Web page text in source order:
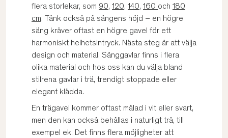
flera storlekar, som 90, 120, 140, 160 och 180
cm. Tänk också på sängens höjd – en högre
säng kräver oftast en högre gavel för ett
harmoniskt helhetsintryck. Nästa steg är att välja
design och material. Sänggavlar finns i flera
olika material och hos oss kan du välja bland
stilrena gavlar i trä, trendigt stoppade eller
elegant klädda.
En trägavel kommer oftast målad i vit eller svart,
men den kan också behållas i naturligt trä, till
exempel ek. Det finns flera möjligheter att